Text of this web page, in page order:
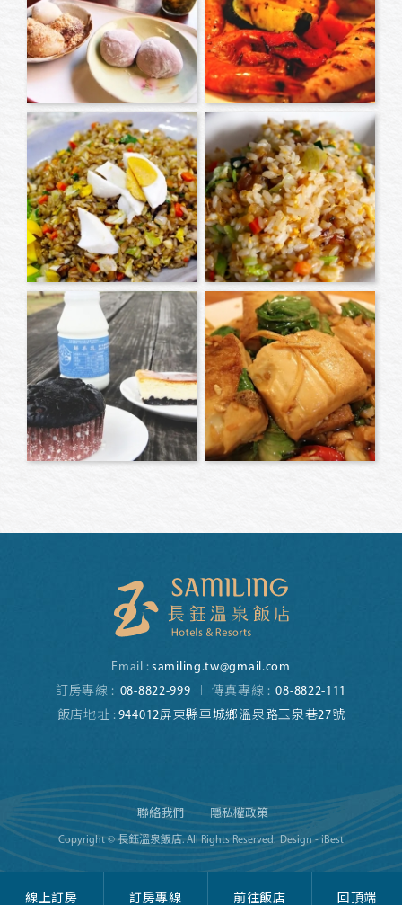
Email : samiling.tw@gmail.com
訂房專線 : 08-8822-999 傳真專線 : 08-8822-111
飯店地址 : 944012屏東縣車城鄉溫泉路玉泉巷27號
Copyright © 長鈺溫泉飯店. All Rights Reserved. Design - iBest
聯絡我們 隱私權政策
線上訂房 訂房專線 前往飯店 回頂端